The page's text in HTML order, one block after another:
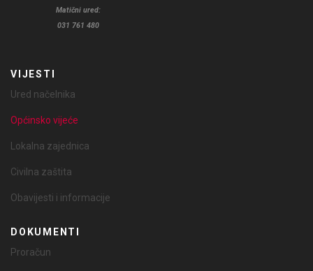
Matični ured:
031 761 480
VIJESTI
Ured načelnika
Općinsko vijeće
Lokalna zajednica
Civilna zaštita
Obavijesti i informacije
DOKUMENTI
Proračun